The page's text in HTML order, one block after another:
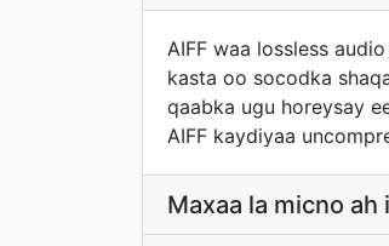
AIFF waa lossless
kasta oo socodka
qaabka ugu horeysay
AIFF kaydiyaa
Maxaa la micno ah